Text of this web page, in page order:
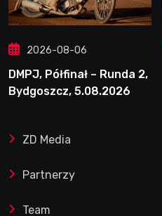
2026-08-06
DMPJ, Półfinał – Runda 2,
Bydgoszcz, 5.08.2026
ZD Media
Partnerzy
Team